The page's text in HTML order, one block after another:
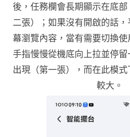
後，任務欄會長期顯示在底
二張）；如果沒有開啟的話
幕瀏覽內容，當有需要切換
手指慢慢從機底向上拉並停
出現（第一張），而在此模
較大。